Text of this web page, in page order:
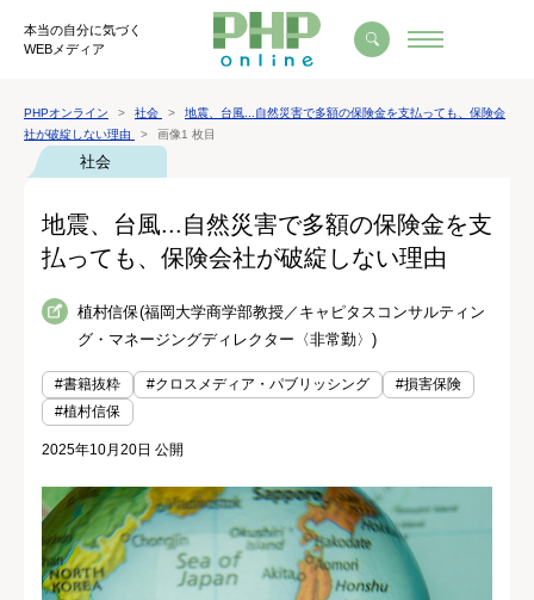
本当の自分に気づく
WEBメディア
PHPオンライン 社会
地震、台風...自然災害で多額の保険金を支払っても、保険会
社が破綻しない理由
画像1 枚目
社会
地震、台風...自然災害で多額の保険金を支
払っても、保険会社が破綻しない理由
植村信保(福岡大学商学部教授／キャピタスコンサルティン
グ・マネージングディレクター〈非常勤〉)
#書籍抜粋 #クロスメディア・パブリッシング
#損害保険
#植村信保
2025年10月20日 公開